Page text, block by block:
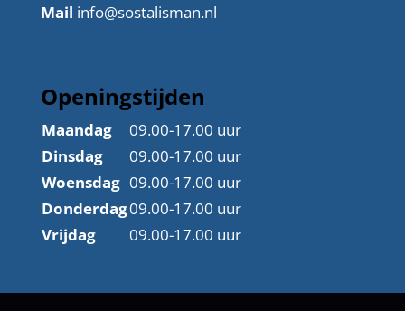
Mail info@sostalisman.nl
Openingstijden
Maandag
09.00-17.00 uur
Dinsdag
09.00-17.00 uur
Woensdag 09.00-17.00 uur
Donderdag09.00-17.00 uur
Vrijdag
09.00-17.00 uur